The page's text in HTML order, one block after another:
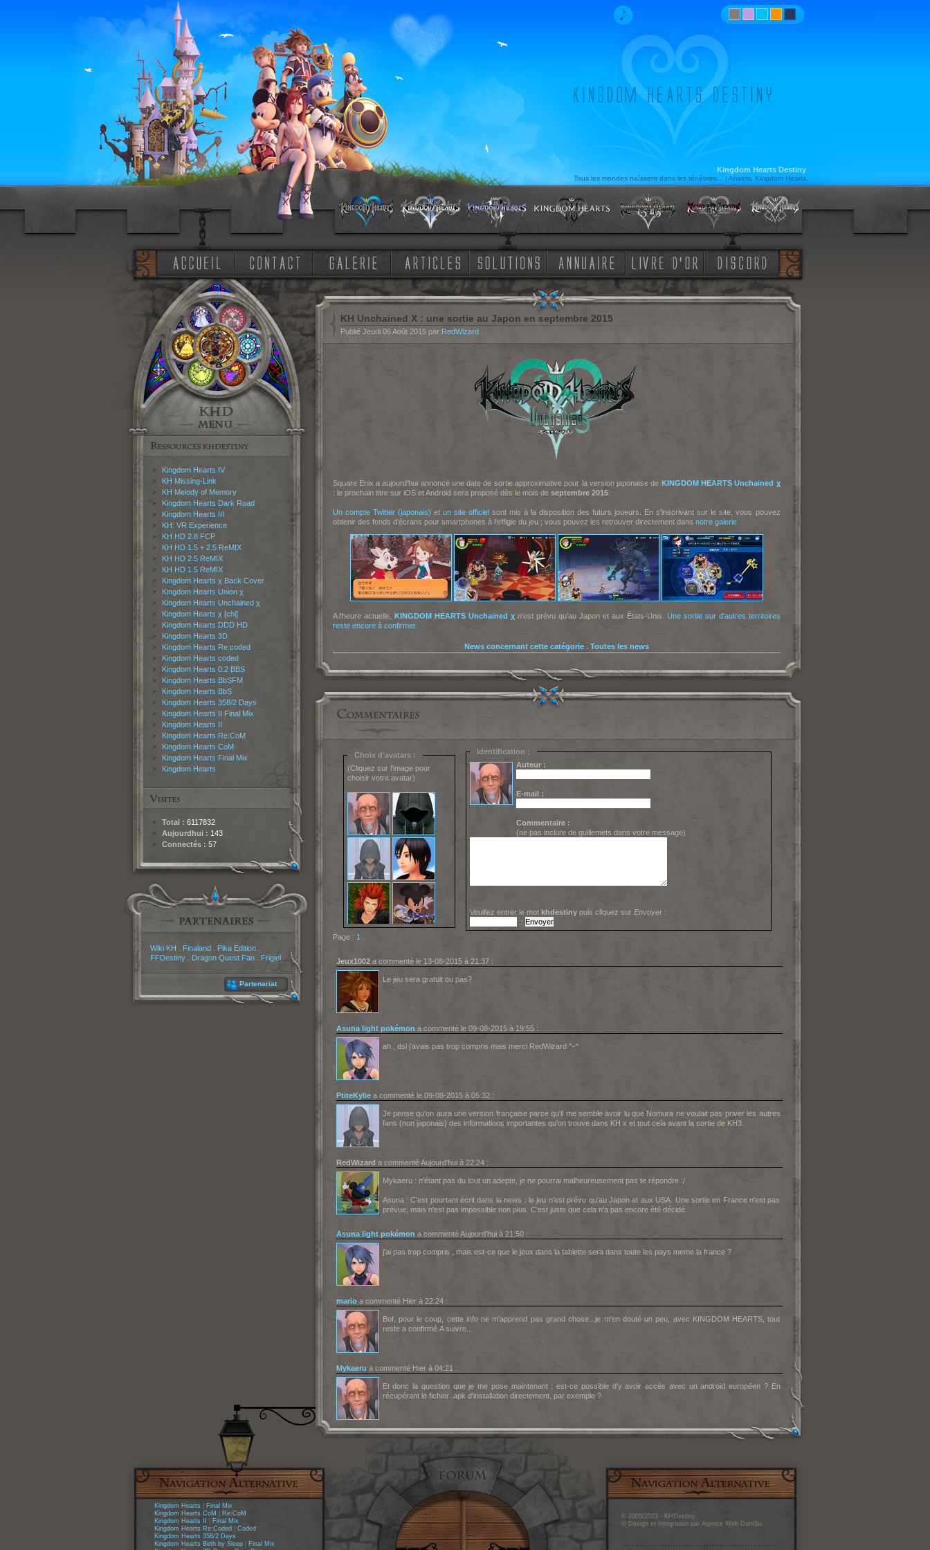
Kingdom Hearts Destiny
Tous les mondes naîssent dans les ténèbres... | Ansem, Kingdom Hearts
Kingdom Hearts IV
KH Missing-Link
KH Melody of Memory
Kingdom Hearts Dark Road
Kingdom Hearts III
KH: VR Experience
KH HD 2.8 FCP
KH HD 1.5 + 2.5 ReMIX
KH HD 2.5 ReMIX
KH HD 1.5 ReMIX
Kingdom Hearts χ Back Cover
Kingdom Hearts Union χ
Kingdom Hearts Unchained χ
Kingdom Hearts χ [chi]
Kingdom Hearts DDD HD
Kingdom Hearts 3D
Kingdom Hearts Re:coded
Kingdom Hearts coded
Kingdom Hearts 0.2 BBS
Kingdom Hearts BbSFM
Kingdom Hearts BbS
Kingdom Hearts 358/2 Days
Kingdom Hearts II Final Mix
Kingdom Hearts II
Kingdom Hearts Re:CoM
Kingdom Hearts CoM
Kingdom Hearts Final Mix
Kingdom Hearts
Total : 6117832
Aujourdhui : 143
Connectés : 57
Wiki KH Finaland. Pika Edition.
FFDestiny. Dragon Quest Fan. Frigiel
Partenariat
KH Unchained X : une sortie au Japon en septembre 2015
Publié Jeudi 06 Août 2015 par RedWizard
Square Enix a aujourd'hui annoncé une date de sortie approximative pour la version japonaise de KINGDOM HEARTS Unchained χ
: le prochain titre sur iOS et Android sera proposé dès le mois de septembre 2015.
Un compte Twitter (japonais) et un site officielsont mis à la disposition des futurs joueurs. En s'inscrivant sur le site, vous pouvez
obtenir des fonds d'écrans pour smartphones à l'effigie du jeu ; vous pouvez les retrouver directement dans notre galerie.
A l'heure actuelle,KINGDOM HEARTS Unchained χ n'est prévu qu'au Japon et aux États-Unis. Une sortie sur d'autres territoires
reste encore à confirmer.
News concernant cette catégorie. Toutes les news
Choix d'avatars :
(Cliquez sur l'image pour
choisir votre avatar)
Identification :
Auteur :
E-mail :
Commentaire :
(ne pas inclure de guillemets dans votre message)
Veuillez entrer le mot khdestinypuis cliquez sur Envoyer:
::
Page : 1
Jeux1002a commenté le 13-08-2015 à 21:37 :
Le jeu sera gratuit ou pas?
Asuna light pokémon a commenté le 09-08-2015 à 19:55 :
ah , dsl j'avais pas trop compris mais merci RedWizard ^-^
PtiteKyliea commenté le 09-08-2015 à 05:32 :
Je pense qu'on aura une version française parce qu'il me semble avoir lu que Nomura ne voulait pas priver les autres
fans (non japonais) des informations importantes qu'on trouve dans KH x et tout cela avant la sortie de KH3.
RedWizard a commenté Aujourd'hui à 22:24 :
Mykaeru : n'étant pas du tout un adepte, je ne pourrai malheureusement pas te répondre :/
Asuna : C'est pourtant écrit dans la news : le jeu n'est prévu qu'au Japon et aux USA. Une sortie en France n'est pas
prévue, mais n'est pas impossible non plus. C'est juste que cela n'a pas encore été décidé.
Asuna light pokémon a commenté Aujourd'hui à 21:50 :
j'ai pas trop compris , mais est-ce que le jeux dans la tablette sera dans toute les pays meme la france ?
marioa commenté Hier à 22:24 :
Bof, pour le coup, cette info ne m'apprend pas grand chose...je m'en douté un peu, avec KINGDOM HEARTS, tout
reste a confirmé.A suivre...
Mykaeru a commenté Hier à 04:21 :
Et donc la question que je me pose maintenant : est-ce possible d'y avoir accès avec un android européen ? En
récupérant le fichier .apk d'installation directement, par exemple ?
Kingdom Hearts
Final Mix
Kingdom Hearts CoM
Re:CoM
Kingdom Hearts II
Final Mix
Kingdom Hearts Re:Coded
Coded
Kingdom Hearts 358/2 Days
Kingdom Hearts Birth by Sleep|
Final Mix
© 2005/2023 - KHDestiny
© Design et Integration par Agence Web DantSu